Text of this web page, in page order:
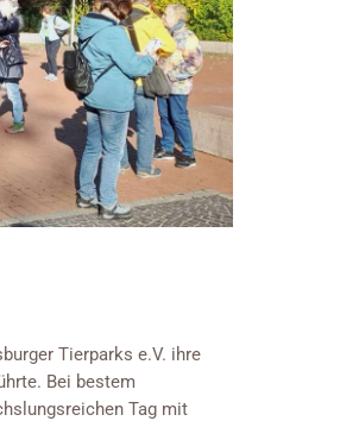
Tierparks e.V. ihre
Bei bestem
Tag mit